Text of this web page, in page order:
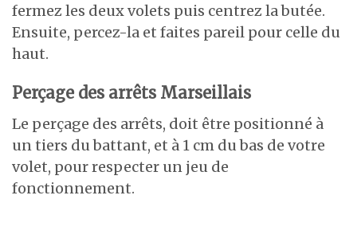
fermez les deux volets puis centrez la butée.
Ensuite, percez-la et faites pareil pour celle du
haut.
Perçage des arrêts Marseillais
Le perçage des arrêts, doit être positionné à
un tiers du battant, et à 1 cm du bas de votre
volet, pour respecter un jeu de
fonctionnement.